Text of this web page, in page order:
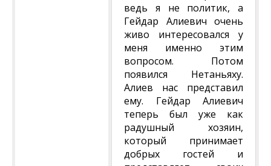
ведь я не политик, а
Гейдар Алиевич очень
живо интересовался у
меня именно этим
вопросом. Потом
появился Нетаньяху.
Алиев нас представил
ему. Гейдар Алиевич
теперь был уже как
радушный хозяин,
который принимает
добрых гостей и